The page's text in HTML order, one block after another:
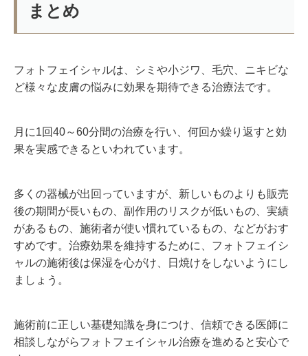
まとめ
フォトフェイシャルは、シミや小ジワ、毛穴、ニキビな
ど様々な皮膚の悩みに効果を期待できる治療法です。
月に1回40～60分間の治療を行い、何回か繰り返すと効
果を実感できるといわれています。
多くの器械が出回っていますが、新しいものよりも販売
後の期間が長いもの、副作用のリスクが低いもの、実績
があるもの、施術者が使い慣れているもの、などがおす
すめです。治療効果を維持するために、フォトフェイシ
ャルの施術後は保湿を心がけ、日焼けをしないようにし
ましょう。
施術前に正しい基礎知識を身につけ、信頼できる医師に
相談しながらフォトフェイシャル治療を進めると安心で